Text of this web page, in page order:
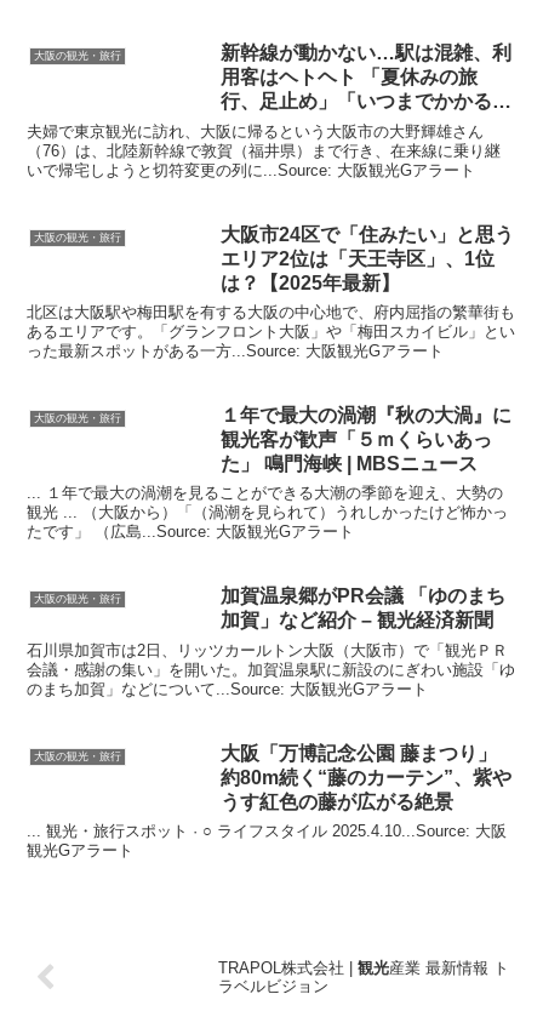
大阪の観光・旅行
新幹線が動かない…駅は混雑、利
用客はヘトヘト 「夏休みの旅
行、足止め」「いつまでかかるの
か」
夫婦で東京観光に訪れ、大阪に帰るという大阪市の大野輝雄さん
（76）は、北陸新幹線で敦賀（福井県）まで行き、在来線に乗り継
いで帰宅しようと切符変更の列に...Source: 大阪観光Gアラート
大阪の観光・旅行 大阪市24区で「住みたい」と思う
エリア2位は「天王寺区」、1位
は？【2025年最新】
北区は大阪駅や梅田駅を有する大阪の中心地で、府内屈指の繁華街も
あるエリアです。「グランフロント大阪」や「梅田スカイビル」とい
った最新スポットがある一方...Source: 大阪観光Gアラート
大阪の観光・旅行
１年で最大の渦潮『秋の大渦』に
観光客が歓声「５ｍくらいあっ
た」 鳴門海峡 | MBSニュース
... １年で最大の渦潮を見ることができる大潮の季節を迎え、大勢の
観光 ... （大阪から）「（渦潮を見られて）うれしかったけど怖かっ
たです」 （広島...Source: 大阪観光Gアラート
大阪の観光・旅行
加賀温泉郷がPR会議 「ゆのまち
加賀」など紹介 –観光経済新聞
石川県加賀市は2日、リッツカールトン大阪（大阪市）で「観光ＰＲ
会議・感謝の集い」を開いた。加賀温泉駅に新設のにぎわい施設「ゆ
のまち加賀」などについて...Source: 大阪観光Gアラート
大阪の観光・旅行 大阪 「万博記念公園 藤まつり」
約80m続く“藤のカーテン”、紫や
うす紅色の藤が広がる絶景
... 観光・旅行スポット · ○ ライフスタイル 2025.4.10...Source: 大阪
観光Gアラート
TRAPOL株式会社 | 観光産業 最新情報 ト
ラベルビジョン